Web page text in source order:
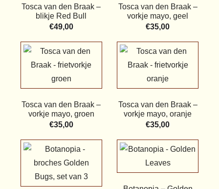
Tosca van den Braak –
blikje Red Bull
€49,00
Tosca van den Braak –
vorkje mayo, geel
€35,00
Tosca van den Braak –
vorkje mayo, groen
€35,00
Tosca van den Braak –
vorkje mayo, oranje
€35,00